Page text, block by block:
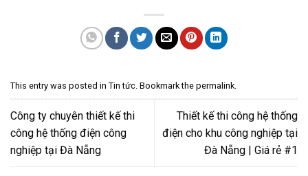
This entry was posted in Tin tức. Bookmark the permalink.
Công ty chuyên thiết kế thi
công hệ thống điện công
nghiệp tại Đà Nẵng
Thiết kế thi công hệ thống
điện cho khu công nghiệp tại
Đà Nẵng | Giá rẻ #1